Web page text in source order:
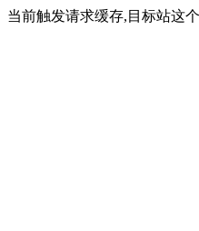
当前触发请求缓存,目标站这